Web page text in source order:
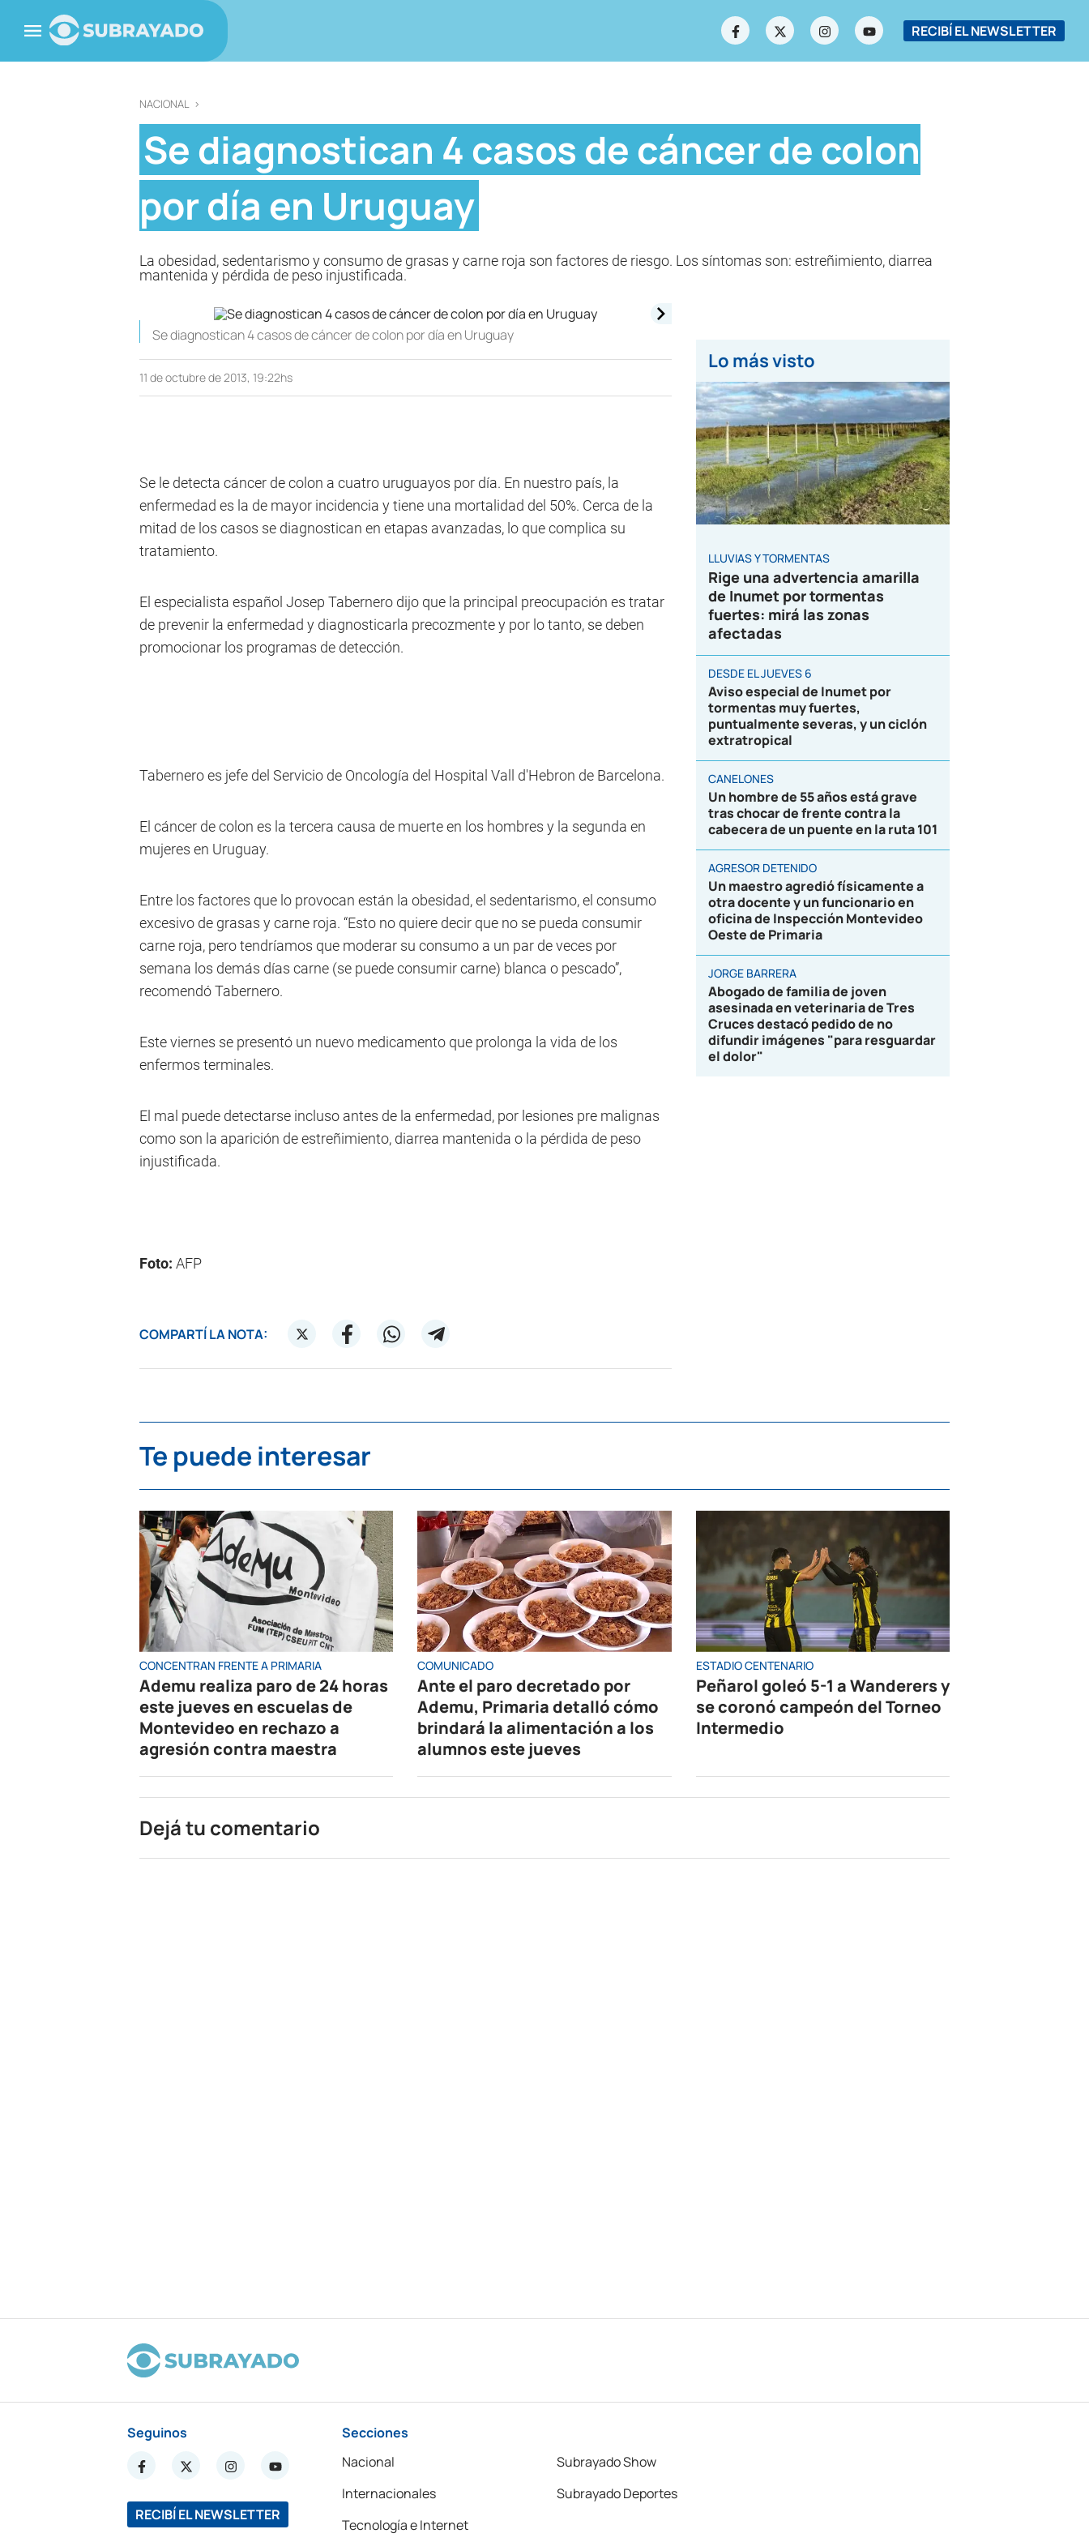
RECIBÍ EL NEWSLETTER
NACIONAL >
Se diagnostican 4 casos de cáncer de colon
por día en Uruguay
La obesidad, sedentarismo y consumo de grasas y carne roja son factores de riesgo. Los síntomas son: estreñimiento, diarrea
mantenida y pérdida de peso injustificada.
Se diagnostican 4 casos de cáncer de colon por día en Uruguay
11 de octubre de 2013, 19:22hs
Se le detecta cáncer de colon a cuatro uruguayos por día. En nuestro país, la
enfermedad es la de mayor incidencia y tiene una mortalidad del 50%. Cerca de la
mitad de los casos se diagnostican en etapas avanzadas, lo que complica su
tratamiento.
El especialista español Josep Tabernero dijo que la principal preocupación es tratar
de prevenir la enfermedad y diagnosticarla precozmente y por lo tanto, se deben
promocionar los programas de detección.
Tabernero es jefe del Servicio de Oncología del Hospital Vall d'Hebron de Barcelona.
El cáncer de colon es la tercera causa de muerte en los hombres y la segunda en
mujeres en Uruguay.
Entre los factores que lo provocan están la obesidad, el sedentarismo, el consumo
excesivo de grasas y carne roja. “Esto no quiere decir que no se pueda consumir
carne roja, pero tendríamos que moderar su consumo a un par de veces por
semana los demás días carne (se puede consumir carne) blanca o pescado”,
recomendó Tabernero.
Este viernes se presentó un nuevo medicamento que prolonga la vida de los
enfermos terminales.
El mal puede detectarse incluso antes de la enfermedad, por lesiones pre malignas
como son la aparición de estreñimiento, diarrea mantenida o la pérdida de peso
injustificada.
Foto: AFP
COMPARTÍ LA NOTA:
Lo más visto
LLUVIAS Y TORMENTAS
Rige una advertencia amarilla
de Inumet por tormentas
fuertes: mirá las zonas
afectadas
DESDE EL JUEVES 6
Aviso especial de Inumet por
tormentas muy fuertes,
puntualmente severas, y un ciclón
extratropical
CANELONES
Un hombre de 55 años está grave
tras chocar de frente contra la
cabecera de un puente en la ruta 101
AGRESOR DETENIDO
Un maestro agredió físicamente a
otra docente y un funcionario en
oficina de Inspección Montevideo
Oeste de Primaria
JORGE BARRERA
Abogado de familia de joven
asesinada en veterinaria de Tres
Cruces destacó pedido de no
difundir imágenes "para resguardar
el dolor"
Te puede interesar
CONCENTRAN FRENTE A PRIMARIA
Ademu realiza paro de 24 horas
este jueves en escuelas de
Montevideo en rechazo a
agresión contra maestra
COMUNICADO
Ante el paro decretado por
Ademu, Primaria detalló cómo
brindará la alimentación a los
alumnos este jueves
ESTADIO CENTENARIO
Peñarol goleó 5-1 a Wanderers y
se coronó campeón del Torneo
Intermedio
Dejá tu comentario
Seguinos
RECIBÍ EL NEWSLETTER
Secciones
Nacional
Internacionales
Tecnología e Internet
Subrayado Show
Subrayado Deportes